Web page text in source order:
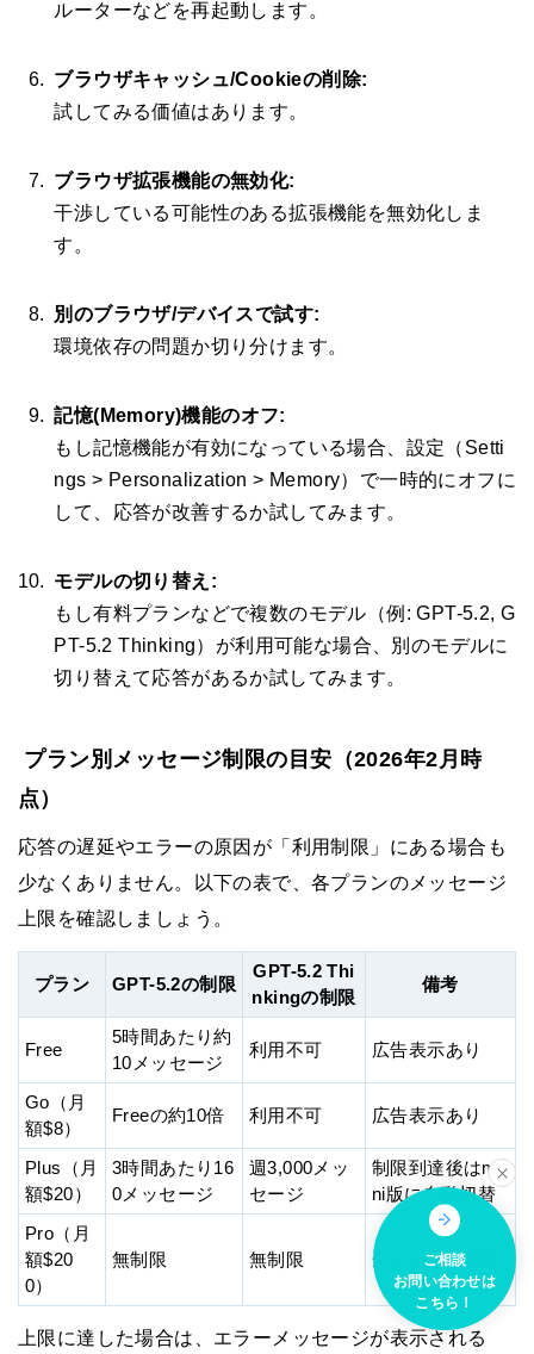
ルーターなどを再起動します。
ブラウザキャッシュ/Cookieの削除:
試してみる価値はあります。
ブラウザ拡張機能の無効化:
干渉している可能性のある拡張機能を無効化しま
す。
別のブラウザ/デバイスで試す:
環境依存の問題か切り分けます。
記憶(Memory)機能のオフ:
もし記憶機能が有効になっている場合、設定（Setti
ngs > Personalization > Memory）で一時的にオフに
して、応答が改善するか試してみます。
モデルの切り替え:
もし有料プランなどで複数のモデル（例: GPT-5.2, G
PT-5.2 Thinking）が利用可能な場合、別のモデルに
切り替えて応答があるか試してみます。
プラン別メッセージ制限の目安（2026年2月時
点）
応答の遅延やエラーの原因が「利用制限」にある場合も
少なくありません。以下の表で、各プランのメッセージ
上限を確認しましょう。
プラン GPT-5.2の制限
GPT-5.2 Thi
nkingの制限
備考
Free
5時間あたり約
10メッセージ
利用不可 広告表示あり
Go（月
額$8）
Freeの約10倍 利用不可 広告表示あり
Plus（月
額$20）
3時間あたり16
0メッセージ
週3,000メッ
セージ
制限到達後はmi
ni版に自動切替
Pro（月
額$20
0）
無制限 無制限 全モデル無制限
上限に達した場合は、エラーメッセージが表示される
ご相談
お問い合わせは
こちら！